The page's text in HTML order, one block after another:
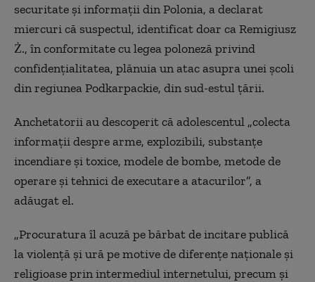
securitate și informații din Polonia, a declarat
miercuri că suspectul, identificat doar ca Remigiusz
Ż., în conformitate cu legea poloneză privind
confidențialitatea, plănuia un atac asupra unei școli
din regiunea Podkarpackie, din sud-estul țării.
Anchetatorii au descoperit că adolescentul „colecta
informații despre arme, explozibili, substanțe
incendiare și toxice, modele de bombe, metode de
operare și tehnici de executare a atacurilor”, a
adăugat el.
„Procuratura îl acuză pe bărbat de incitare publică
la violență și ură pe motive de diferențe naționale și
religioase prin intermediul internetului, precum și